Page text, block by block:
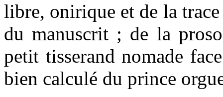
libre, onirique et de la
du manuscrit ; de la
petit tisserand nomade
bien calculé du prince